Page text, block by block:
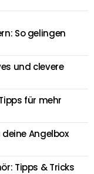
So gelingen
und clevere
für mehr
Angelbox
Tipps & Tricks